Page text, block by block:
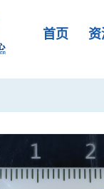
首页